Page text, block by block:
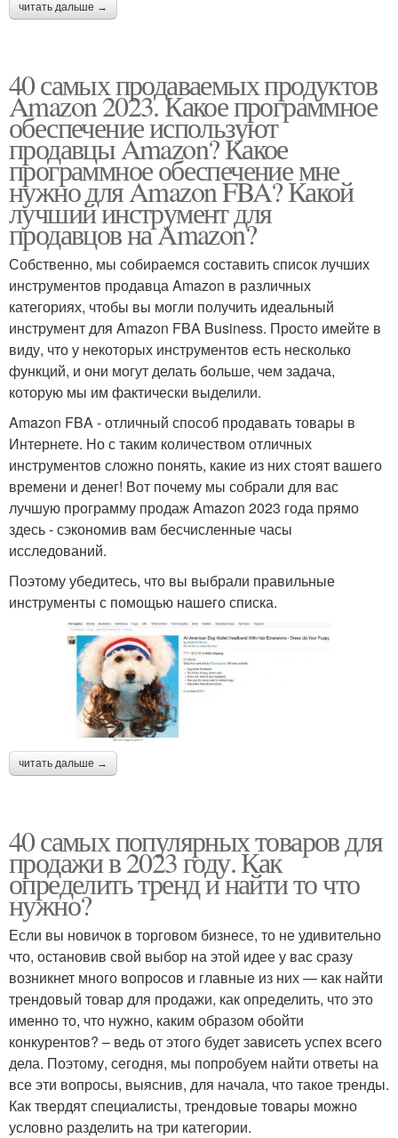
читать дальше →
40 самых продаваемых продуктов
Amazon 2023. Какое программное
обеспечение используют
продавцы Amazon? Какое
программное обеспечение мне
нужно для Amazon FBA? Какой
лучший инструмент для
продавцов на Amazon?
Собственно, мы собираемся составить список лучших
инструментов продавца Amazon в различных
категориях, чтобы вы могли получить идеальный
инструмент для Amazon FBA Business. Просто имейте в
виду, что у некоторых инструментов есть несколько
функций, и они могут делать больше, чем задача,
которую мы им фактически выделили.
Amazon FBA - отличный способ продавать товары в
Интернете. Но с таким количеством отличных
инструментов сложно понять, какие из них стоят вашего
времени и денег! Вот почему мы собрали для вас
лучшую программу продаж Amazon 2023 года прямо
здесь - сэкономив вам бесчисленные часы
исследований.
Поэтому убедитесь, что вы выбрали правильные
инструменты с помощью нашего списка.
читать дальше →
40 самых популярных товаров для
продажи в 2023 году. Как
определить тренд и найти то что
нужно?
Если вы новичок в торговом бизнесе, то не удивительно
что, остановив свой выбор на этой идее у вас сразу
возникнет много вопросов и главные из них — как найти
трендовый товар для продажи, как определить, что это
именно то, что нужно, каким образом обойти
конкурентов? – ведь от этого будет зависеть успех всего
дела. Поэтому, сегодня, мы попробуем найти ответы на
все эти вопросы, выяснив, для начала, что такое тренды.
Как твердят специалисты, трендовые товары можно
условно разделить на три категории.